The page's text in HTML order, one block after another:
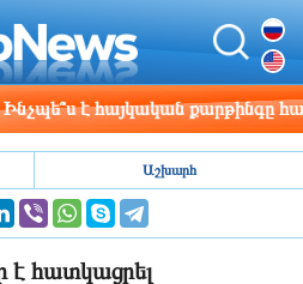
է հայկական քարթինգը
Աշխարհ
է հատկացրել